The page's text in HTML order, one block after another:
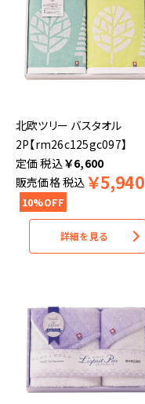
北欧ツリー バスタオル
2P【rm26c125gc097】
税込￥6,600
販売価格税込 ￥5,940
10%OFF
詳細を見る